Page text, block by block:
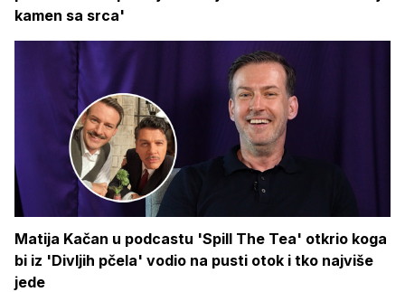
kamen sa srca'
Matija Kačan u podcastu 'Spill The Tea' otkrio koga
bi iz 'Divljih pčela' vodio na pusti otok i tko najviše
jede